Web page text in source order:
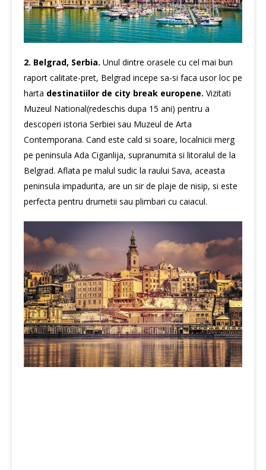
2. Belgrad, Serbia. Unul dintre orasele cu cel mai bun
raport calitate-pret, Belgrad incepe sa-si faca usor loc pe
harta destinatiilor de city break europene. Vizitati
Muzeul National(redeschis dupa 15 ani) pentru a
descoperi istoria Serbiei sau Muzeul de Arta
Contemporana. Cand este cald si soare, localnicii merg
pe peninsula Ada Ciganlija, supranumita si litoralul de la
Belgrad. Aflata pe malul sudic la raului Sava, aceasta
peninsula impadurita, are un sir de plaje de nisip, si este
perfecta pentru drumetii sau plimbari cu caiacul.